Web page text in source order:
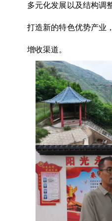
多元化发展以及结构调
打造新的特色优势产业
增收渠道。